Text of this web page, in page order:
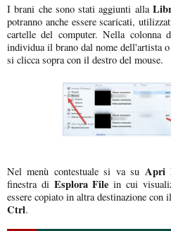
I brani che sono stati aggiunti alla
potranno anche essere scaricati,
cartelle del computer. Nella
individua il brano dal nome dell'artista
si clicca sopra con il destro del mouse.
Nel menù contestuale si va su Apri
finestra di Esplora File in cui
essere copiato in altra destinazione con il
Ctrl.